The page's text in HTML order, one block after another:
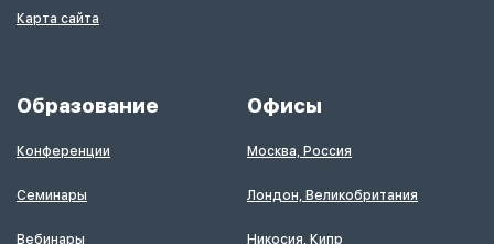
Карта сайта
Образование
Конференции
Семинары
Вебинары
Офисы
Москва, Россия
Лондон, Великобритания
Никосия, Кипр